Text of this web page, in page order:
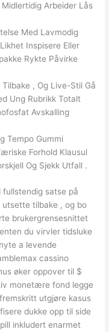
Arbeider Lås
Med Lavmodig
Inspisere Eller
Rykte Påvirke
, Og Live-Stil Gå
Ung Rubrikk Totalt
Avskalling
Tempo Gummi
Forhold Klausul
Og Sjekk Utfall .
satse på
utsette tilbake , og bo
brukergrensesnittet
du virvler tidsluke
a levende
cassino
øker oppover til $
monetære fond legge
utgjøre kasus
dukke opp til side
inkludert enarmet